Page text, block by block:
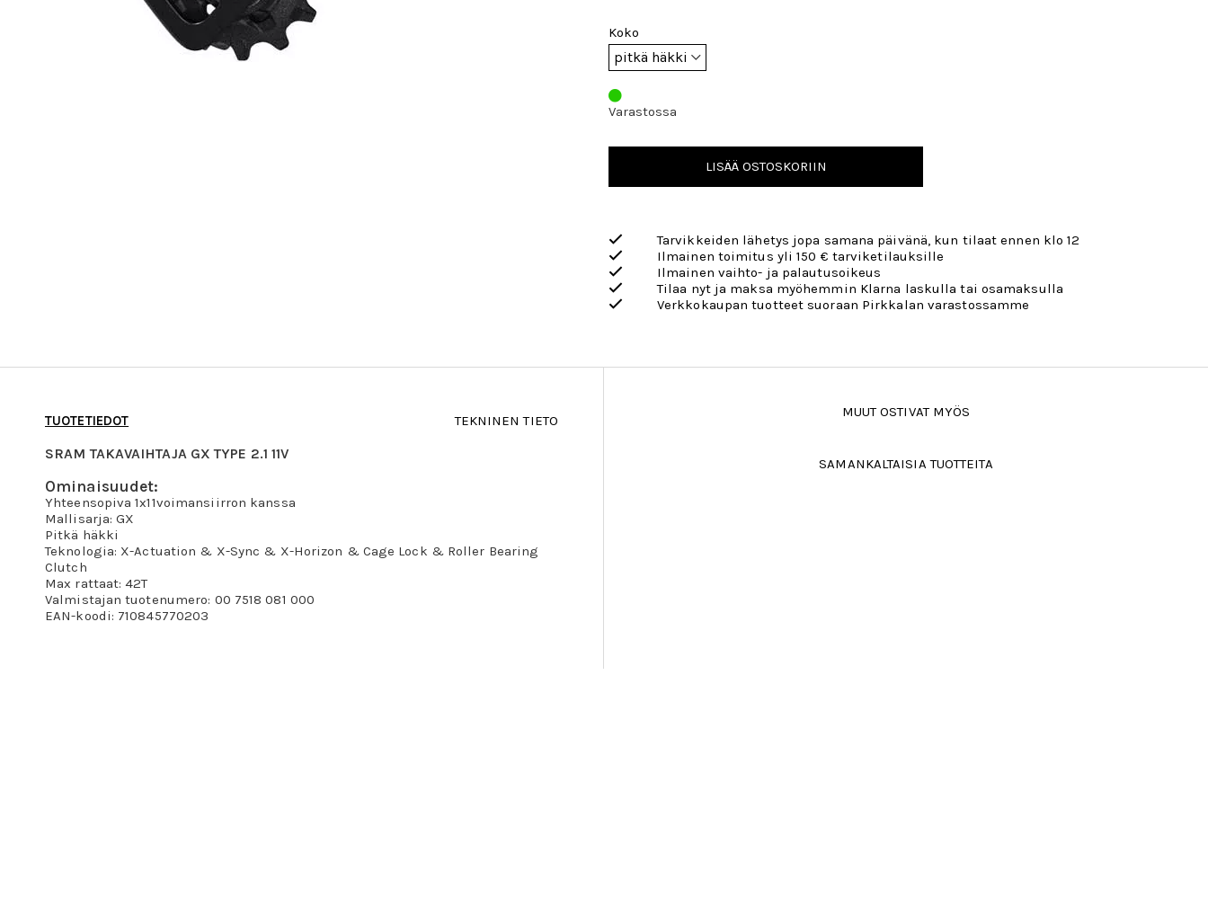
Koko
Varastossa
LISÄÄ OSTOSKORIIN
Tarvikkeiden lähetys jopa samana päivänä, kun tilaat ennen klo 12
Ilmainen toimitus yli 150 € tarviketilauksille
Ilmainen vaihto- ja palautusoikeus
Tilaa nyt ja maksa myöhemmin Klarna laskulla tai osamaksulla
Verkkokaupan tuotteet suoraan Pirkkalan varastossamme
TUOTETIEDOT TEKNINEN TIETO
SRAM TAKAVAIHTAJA GX TYPE 2.1 11V
Ominaisuudet:
Yhteensopiva 1x11voimansiirron kanssa
Mallisarja: GX
Pitkä häkki
Teknologia: X-Actuation & X-Sync & X-Horizon & Cage Lock & Roller Bearing
Clutch
Max rattaat: 42T
Valmistajan tuotenumero: 00 7518 081 000
EAN-koodi: 710845770203
MUUT OSTIVAT MYÖS
SAMANKALTAISIA TUOTTEITA